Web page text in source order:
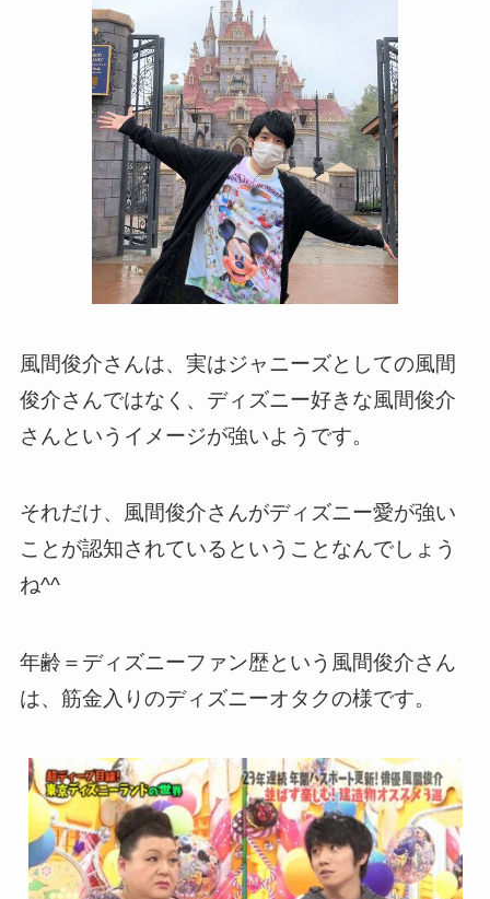
風間俊介さんは、実はジャニーズとしての風間
俊介さんではなく、ディズニー好きな風間俊介
さんというイメージが強いようです。
それだけ、風間俊介さんがディズニー愛が強い
ことが認知されているということなんでしょう
ね^^
年齢＝ディズニーファン歴という風間俊介さん
は、筋金入りのディズニーオタクの様です。